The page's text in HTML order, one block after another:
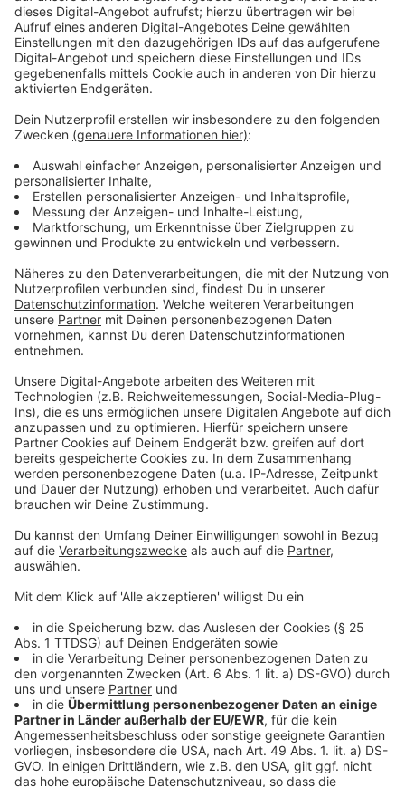
Mittel sind für eine Vielzahl von Projekten und
Sektoren vorgesehen, darunter Infrastruktur, Bildung,
Gesundheitswesen und digitale Transformation. Die
Investitionen sollen nicht nur die kurzfristige Erholung
unterstützen, sondern auch langfristige
Strukturverbesserungen im Land fördern.
Anzeige
©picture alliance/dpa | Michael Kappeler
Olaf Scholz im Bundestag die Vertrauensfrage
gestellt, um eine Neuwahl am 23. Februar 2025 zu
forcieren.
Anzeige
Schuldenpaket: Verteilung und Verwendung
der Mittel in NRW
Anzeige
Die Verteilung der Gelder wird strengen Richtlinien
folgen, um eine effiziente und gerechte Verwendung
Schaffung nachhaltiger Arbeitsplätze und der
Förderung grüner Technologien, was im Einklang mit
den nationalen Zielen zur Reduzierung der CO2-
Emissionen steht. Zudem wird ein Teil des Budgets in
die Modernisierung der öffentlichen Infrastruktur und
in Bildungsprogramme fließen, die darauf abzielen, die
Fachkräfte von morgen auszubilden.
Anzeige